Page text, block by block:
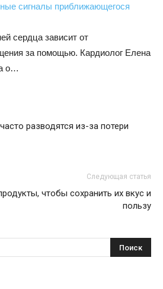
сигналы приближающегося
сердца зависит от
за помощью. Кардиолог Елена
о…
разводятся из-за потери
Следующая статья
чтобы сохранить их вкус и
пользу